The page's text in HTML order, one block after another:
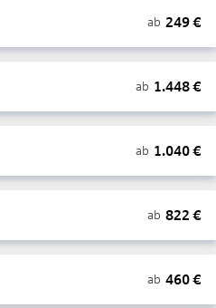
ab 249€
ab 1.448€
ab 1.040€
ab 822 €
ab 460€